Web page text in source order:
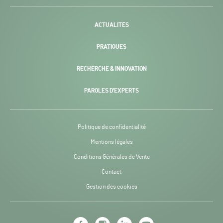
-
ACTUALITÉS
PRATIQUES
RECHERCHE & INNOVATION
PAROLES D’EXPERTS
Politique de confidentialité
Mentions légales
Conditions Générales de Vente
Contact
Gestion des cookies